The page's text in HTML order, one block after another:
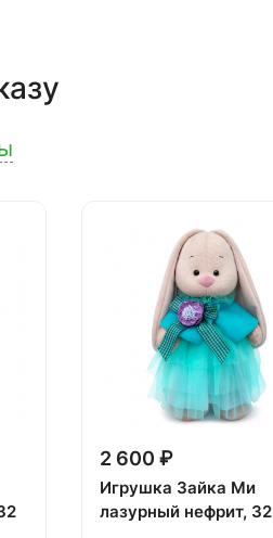
2 600 ₽
Игрушка Зайка Ми
лазурный нефрит,